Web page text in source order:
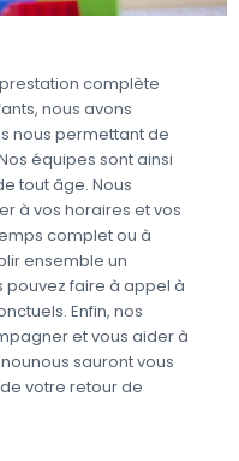
complète
nous avons
nous permettant de
équipes sont ainsi
tout âge. Nous
à vos horaires et vos
complet ou à
ensemble un
pouvez faire à appel à
Enfin, nos
et vous aider à
sauront vous
votre retour de